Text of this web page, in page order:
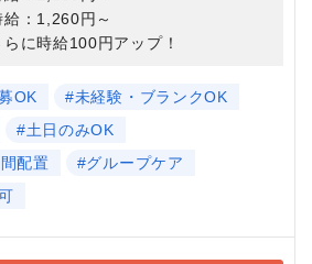
：1,260円～
に時給100円アップ！
OK
#未経験・ブランクOK
#土日のみOK
配置
#グループケア